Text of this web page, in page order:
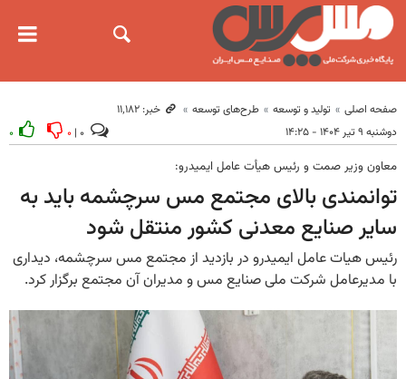
صفحه اصلی تولید و توسعه طرح‌های توسعه
خبر: ۱۱٬۱۸۲
دوشنبه ۹ تیر ۱۴۰۴ - ۱۴:۲۵
۰ ۰
معاون وزیر صمت و رئیس هیأت عامل ایمیدرو:
توانمندی بالای مجتمع مس سرچشمه باید به
سایر صنایع معدنی کشور منتقل شود
رئیس هیات عامل ایمیدرو در بازدید از مجتمع مس سرچشمه، دیداری
با مدیرعامل شرکت ملی صنایع مس و مدیران آن مجتمع برگزار کرد.